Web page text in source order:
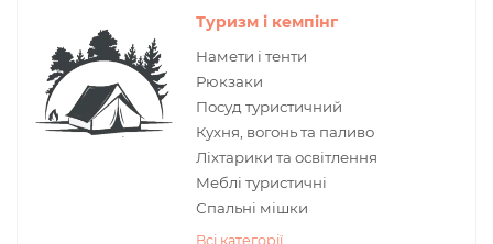
Туризм і кемпінг
Намети і тенти
Рюкзаки
Поcуд туристичний
Кухня, вогонь та паливо
Ліхтарики та освітлення
Меблі туристичні
Спальні мішки
Всі категорії